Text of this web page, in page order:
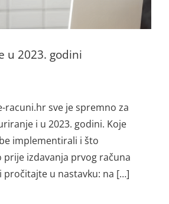
u 2023. godini
racuni.hr sve je spremno za
i u 2023. godini. Koje
implementirali i što
izdavanja prvog računa
pročitajte u nastavku: na […]